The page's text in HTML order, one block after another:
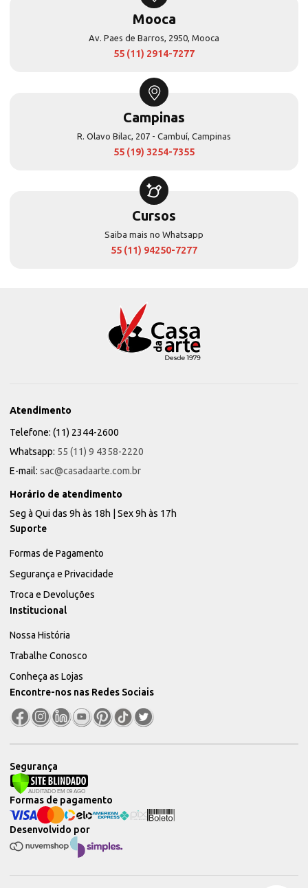
Mooca
Av. Paes de Barros, 2950, Mooca
55 (11) 2914-7277
Campinas
R. Olavo Bilac, 207 - Cambuí, Campinas
55 (19) 3254-7355
Cursos
Saiba mais no Whatsapp
55 (11) 94250-7277
Atendimento
Telefone: (11) 2344-2600
Whatsapp: 55 (11) 9 4358-2220
E-mail: sac@casadaarte.com.br
Horário de atendimento
Seg à Qui das 9h às 18h | Sex 9h às 17h
Suporte
Formas de Pagamento
Segurança e Privacidade
Troca e Devoluções
Institucional
Nossa História
Trabalhe Conosco
Conheça as Lojas
Encontre-nos nas Redes Sociais
Segurança
Desenvolvido por
Formas de pagamento